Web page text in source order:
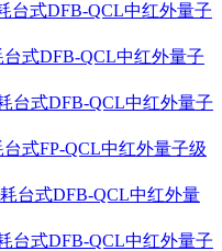
台式DFB-QCL中红外量子
台式DFB-QCL中红外量子
台式DFB-QCL中红外量子
式FP-QCL中红外量子级
台式DFB-QCL中红外量
台式DFB-QCL中红外量子